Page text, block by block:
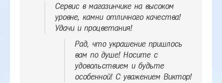
Сервис в магазинчике на высоком
уровне, камни отличного качества!
Удачи и процветания!
Рад, что украшение пришлось
вам по душе! Носите с
удовольствием и будьте
особенной! С уважением Виктор!